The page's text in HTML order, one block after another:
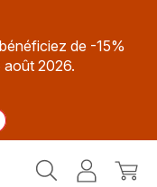
de -15%
août 2026.
MonMon